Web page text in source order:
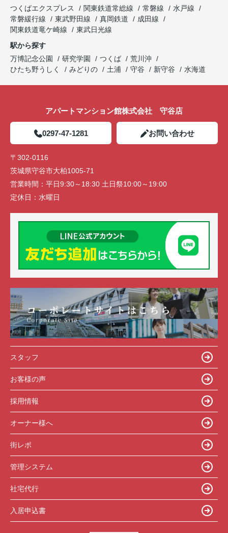
つくばエクスプレス
関東鉄道常総線 常磐線
水戸線
常磐緩行線
東武野田線 真岡鉄道
成田線
関東鉄道竜ケ崎線
東武日光線
駅から探す
万博記念公園
研究学園 つくば
荒川沖
ひたち野うしく
みどりの 土浦 守谷 新守谷 水海道
アパートマンション館株式会社 守谷店
0297-47-1281 お問い合わせ
〒302-0116
茨城県守谷市大柏1005-71
営業時間： 平日9:30～18:30 土日祭10:00～19:00
定休日： 水曜日
スタッフ
お客様の声
採用情報
オーナー様へ
街レポ
管理システム
社宅代行
入居申込書